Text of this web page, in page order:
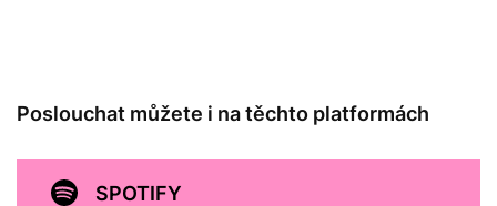
Poslouchat můžete i na těchto platformách
SPOTIFY